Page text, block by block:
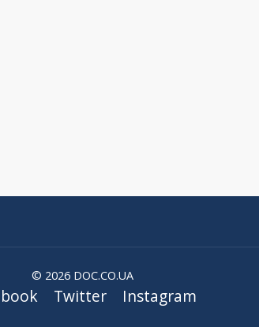
© 2026 DOC.CO.UA
Twitter Instagram